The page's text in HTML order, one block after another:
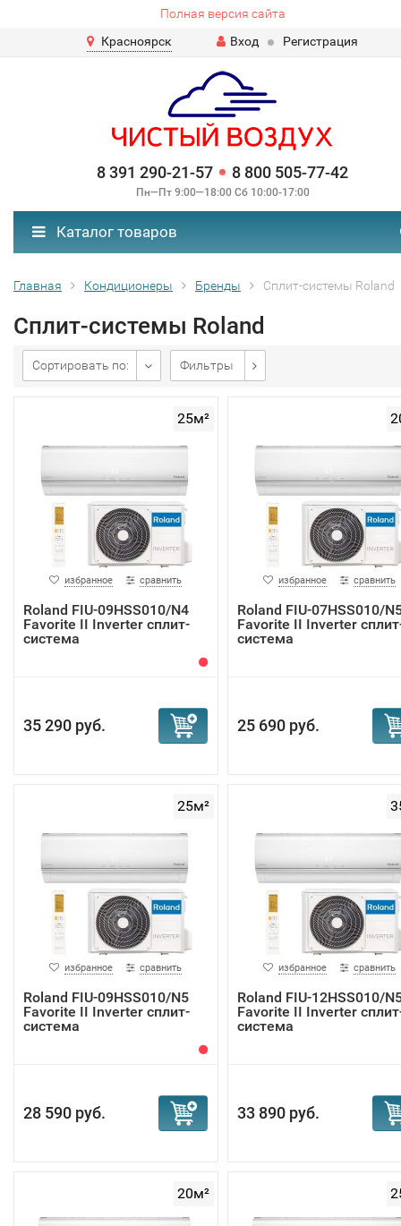
Полная версия сайта
Красноярск
Вход Регистрация
8 391 290-21-57 8 800 505-77-42
Пн—Пт 9:00—18:00 Сб 10:00-17:00
Каталог товаров
Главная Кондиционеры Бренды Cплит-системы Roland
Cплит-системы Roland
Сортировать по: Фильтры
25м²
избранное сравнить
Roland FIU-09HSS010/N4
Favorite II Inverter сплит-
система
35 290 руб.
избранное сравнить
Roland FIU-07HSS010/
Favorite II Inverter
система
25 690 руб.
25м²
избранное сравнить
Roland FIU-09HSS010/N5
Favorite II Inverter сплит-
система
28 590 руб.
избранное сравнить
Roland FIU-12HSS010/
Favorite II Inverter
система
33 890 руб.
20м²